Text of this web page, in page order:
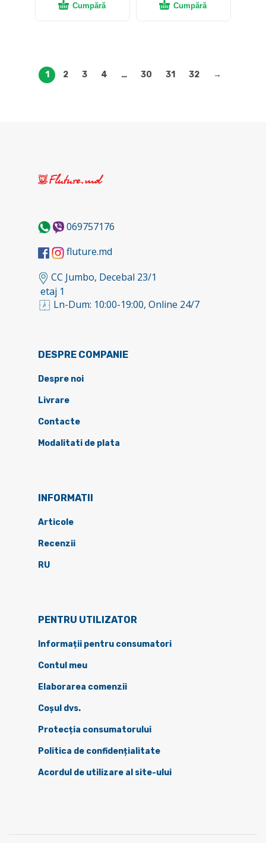
Cumpără Cumpără
1 2 3 4 … 30 31 32 →
069757176
fluture.md
CC Jumbo, Decebal 23/1
etaj 1
Ln-Dum: 10:00-19:00, Online 24/7
DESPRE COMPANIE
Despre noi
Livrare
Contacte
Modalitati de plata
INFORMATII
Articole
Recenzii
RU
PENTRU UTILIZATOR
Informații pentru consumatori
Contul meu
Elaborarea comenzii
Coșul dvs.
Protecția consumatorului
Politica de confidențialitate
Acordul de utilizare al site-ului